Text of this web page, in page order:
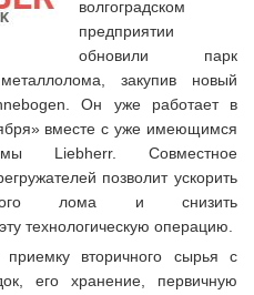
волгоградском
предприятии
обновили парк
закупив новый
Он уже работает в
вместе с уже имеющимся
Liebherr. Совместное
позволит ускорить
лома и снизить
технологическую операцию.
вторичного сырья с
его хранение, первичную